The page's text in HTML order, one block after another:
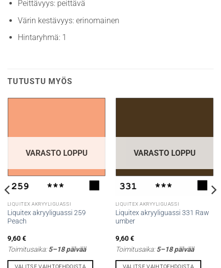
Peittävyys: peittävä
Värin kestävyys: erinomainen
Hintaryhmä: 1
TUTUSTU MYÖS
VARASTO LOPPU
LIQUITEX AKRYYLIGUASSI
Liquitex akryyliguassi 259
Peach
9,60€
Toimitusaika:5–18 päivää
VARASTO LOPPU
LIQUITEX AKRYYLIGUASSI
Liquitex akryyliguassi 331 Raw
umber
9,60€
Toimitusaika:5–18 päivää